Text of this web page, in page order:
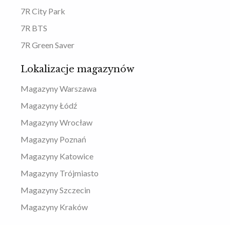
7R City Park
7R BTS
7R Green Saver
Lokalizacje magazynów
Magazyny Warszawa
Magazyny Łódź
Magazyny Wrocław
Magazyny Poznań
Magazyny Katowice
Magazyny Trójmiasto
Magazyny Szczecin
Magazyny Kraków